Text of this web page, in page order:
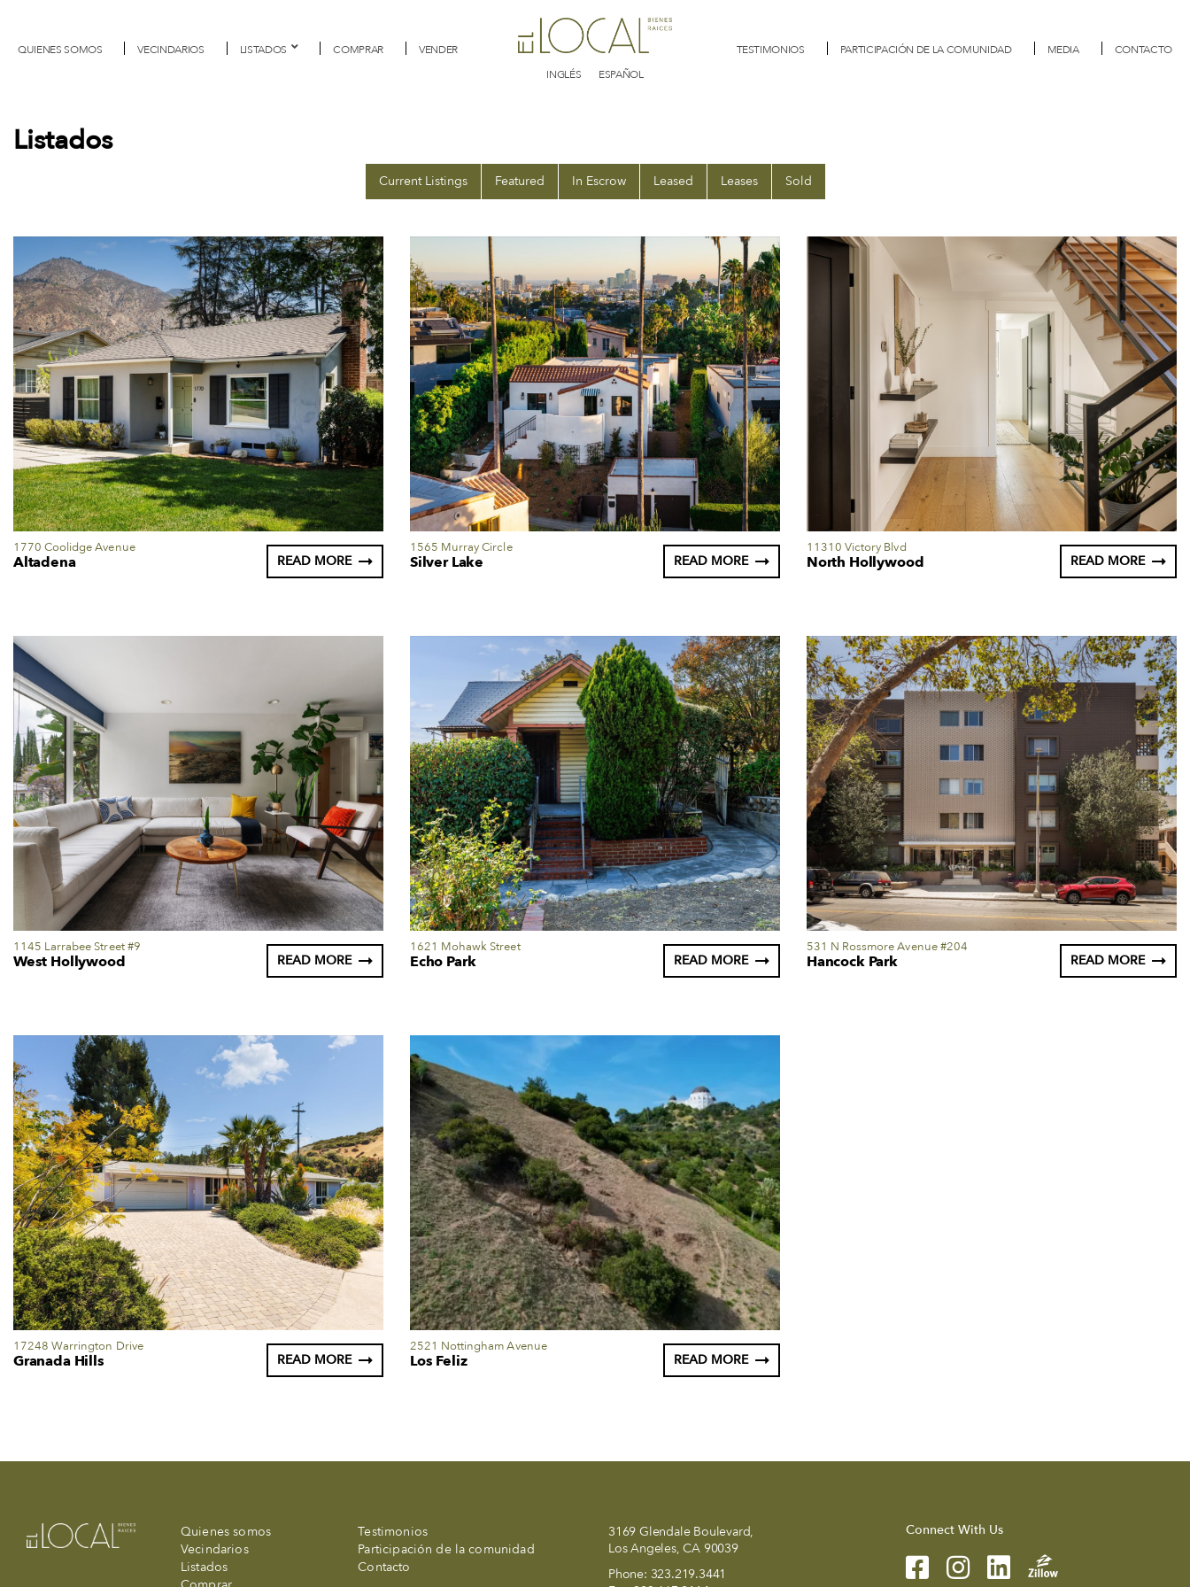
QUIENES SOMOS VECINDARIOS LISTADOS COMPRAR
VENDER
INGLÉS
ESPAÑOL
TESTIMONIOS PARTICIPACIÓN DE LA COMUNIDAD MEDIA CONTACTO
Listados
Current Listings Featured In Escrow Leased Leases Sold
1770 Coolidge Avenue
Altadena READ MORE
1565 Murray Circle
Silver Lake READ MORE
11310 Victory Blvd
North Hollywood READ MORE
1145 Larrabee Street #9
West Hollywood READ MORE
1621 Mohawk Street
Echo Park READ MORE
531 N Rossmore Avenue #204
Hancock Park READ MORE
17248 Warrington Drive
Granada Hills READ MORE
2521 Nottingham Avenue
Los Feliz READ MORE
Quienes somos
Vecindarios
Listados
Testimonios
Participación de la comunidad
Contacto
3169 Glendale Boulevard,
Los Angeles, CA 90039
Phone: 323.219.3441
Connect With Us